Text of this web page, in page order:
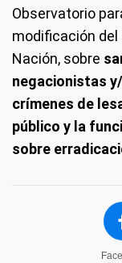
Observatorio
modificación del
Nación, sobre
negacionistas
crímenes de
público y la
sobre